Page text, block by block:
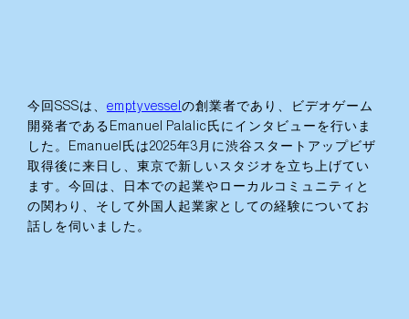
今回SSSは、 emptyvessel の創業者であり、ビデオゲーム
開発者であるEmanuel Palalic氏にインタビューを行いま
した。Emanuel氏は2025年3月に渋谷スタートアップビザ
取得後に来日し、東京で新しいスタジオを立ち上げてい
ます。今回は、日本での起業やローカルコミュニティと
の関わり、そして外国人起業家としての経験についてお
話しを伺いました。